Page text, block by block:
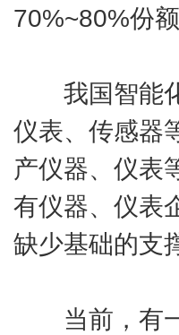
70%~80%份
我国智能化
仪表、传感器
产仪器、仪表
有仪器、仪表
缺少基础的支
当前，有一